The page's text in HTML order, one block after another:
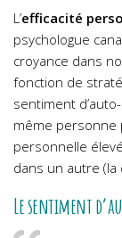
L’efficacité
psychologue
croyance dans
fonction de
sentiment
même personne
personnelle
dans un autre (la
Le sentiment